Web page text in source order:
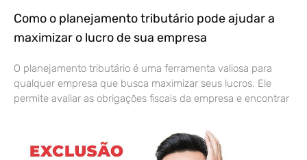
Como o planejamento tributário pode ajudar a
maximizar o lucro de sua empresa
O planejamento tributário é uma ferramenta valiosa para
qualquer empresa que busca maximizar seus lucros. Ele
permite avaliar as obrigações fiscais da empresa e encontrar